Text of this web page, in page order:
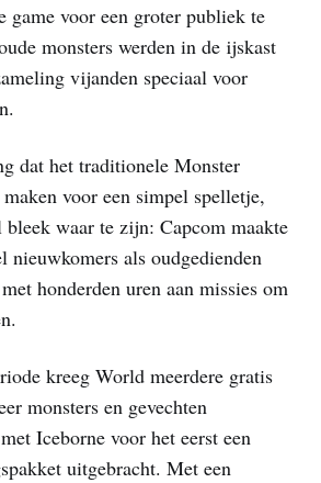
game voor een groter publiek te
monsters werden in de ijskast
vijanden speciaal voor
dat het traditionele Monster
voor een simpel spelletje,
bleek waar te zijn: Capcom maakte
nieuwkomers als oudgedienden
honderden uren aan missies om
kreeg World meerdere gratis
monsters en gevechten
Iceborne voor het eerst een
uitgebracht. Met een